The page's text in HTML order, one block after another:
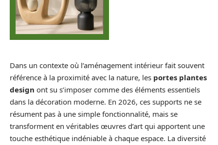
Dans un contexte où l’aménagement intérieur fait souvent
référence à la proximité avec la nature, les portes plantes
design ont su s’imposer comme des éléments essentiels
dans la décoration moderne. En 2026, ces supports ne se
résument pas à une simple fonctionnalité, mais se
transforment en véritables œuvres d’art qui apportent une
touche esthétique indéniable à chaque espace. La diversité